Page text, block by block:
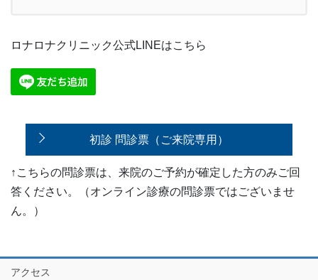
ロナロナクリニック公式LINEはこちら
初診 問診票（ご来院専用）
↑こちらの問診票は、来院のご予約が確定した方のみご回
答ください。（オンライン診療の問診票ではございませ
ん。）
アクセス